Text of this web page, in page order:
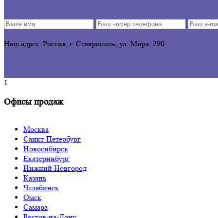
Наш адрес: Россия, г. Ставрополь, ул. Мира, 290
1
Офисы продаж
Москва
Санкт-Петербург
Новосибирск
Екатеринбург
Нижний Новгород
Казань
Челябинск
Омск
Самара